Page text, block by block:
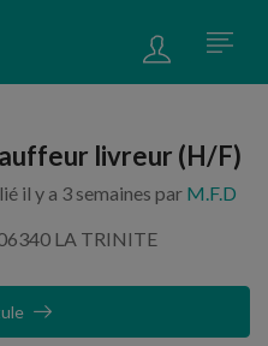
livreur (H/F)
il y a 3 semaines par M.F.D
LA TRINITE